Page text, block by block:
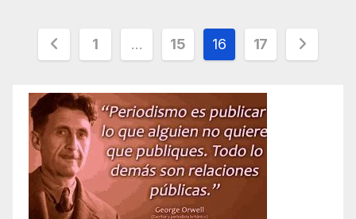
Paginación
entradas
1 … 15 16 17